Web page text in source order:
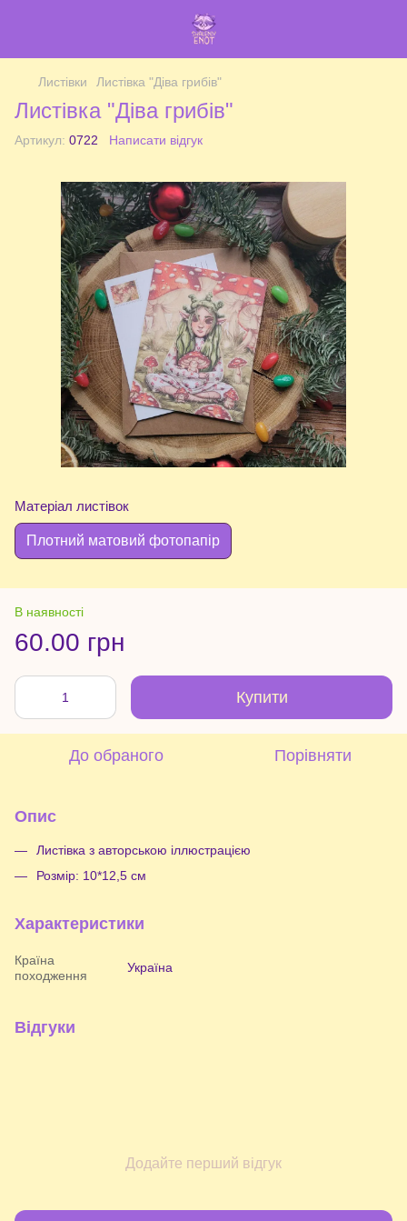
Листівки Листівка "Діва грибів"
Листівка "Діва грибів"
Артикул: 0722 Написати відгук
Матеріал листівок
Плотний матовий фотопапір
В наявності
60.00 грн
Купити
До обраного Порівняти
Опис
Листівка з авторською іллюстрацією
Розмір: 10*12,5 см
Характеристики
Країна
походження
Україна
Відгуки
Додайте перший відгук